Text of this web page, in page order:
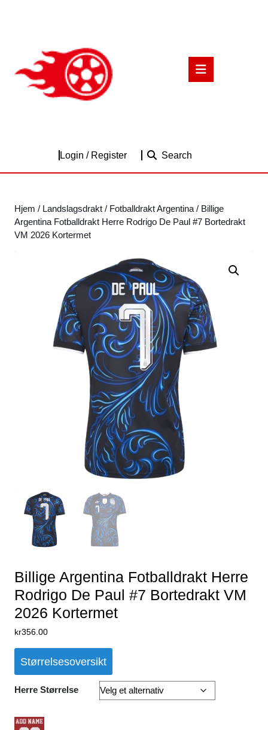
Login / RegisterLogin
Search
Hjem / Landslagsdrakt / Fotballdrakt Argentina / Billige
Argentina Fotballdrakt Herre Rodrigo De Paul #7 Bortedrakt
VM 2026 Kortermet
Billige Argentina Fotballdrakt Herre
Rodrigo De Paul #7 Bortedrakt VM
2026 Kortermet
kr356.00
Størrelsesoversikt
Herre Størrelse